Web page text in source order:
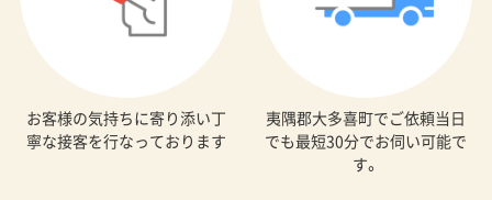
お客様の気持ちに寄り添い丁
寧な接客を行なっております
夷隅郡大多喜町でご依頼当日
でも最短30分でお伺い可能で
す。